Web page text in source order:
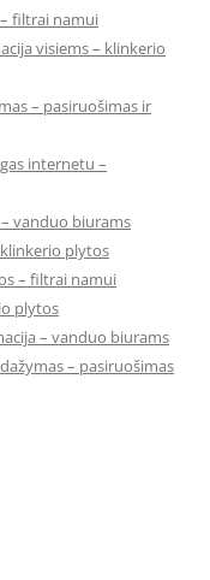
filtrai namui
visiems – klinkerio
– pasiruošimas ir
internetu –
vanduo biurams
plytos
– filtrai namui
plytos
– vanduo biurams
– pasiruošimas